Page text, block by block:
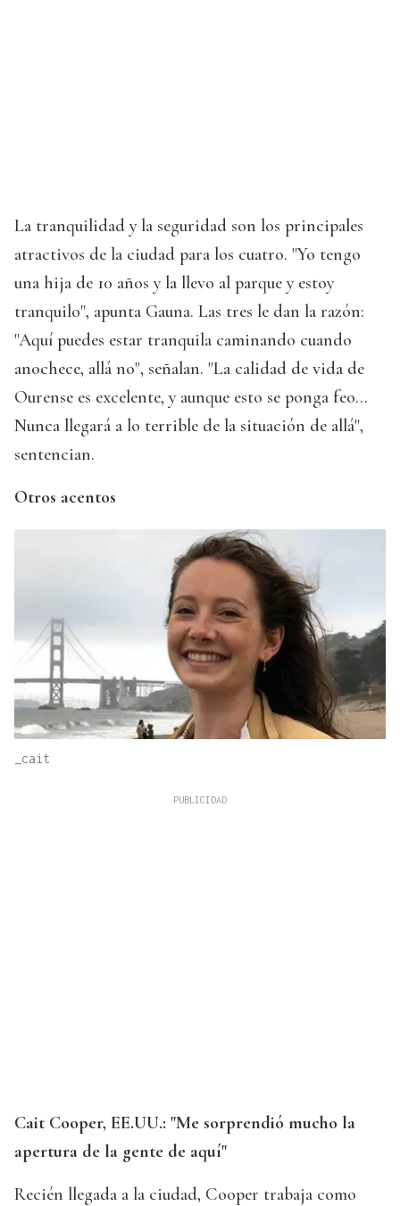
La tranquilidad y la seguridad son los principales
atractivos de la ciudad para los cuatro. "Yo tengo
una hija de 10 años y la llevo al parque y estoy
tranquilo", apunta Gauna. Las tres le dan la razón:
"Aquí puedes estar tranquila caminando cuando
anochece, allá no", señalan. "La calidad de vida de
Ourense es excelente, y aunque esto se ponga feo...
Nunca llegará a lo terrible de la situación de allá",
sentencian.
Otros acentos
_cait
Cait Cooper, EE.UU.: "Me sorprendió mucho la
apertura de la gente de aquí"
Recién llegada a la ciudad, Cooper trabaja como